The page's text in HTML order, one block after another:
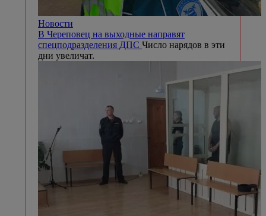
Новости
В Череповец на выходные направят
спецподразделения ДПС Число нарядов в эти
дни увеличат.